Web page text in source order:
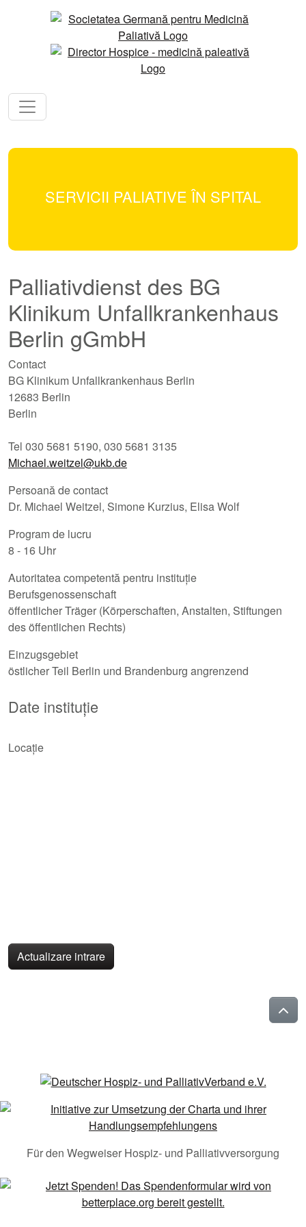
SERVICII PALIATIVE ÎN SPITAL
Palliativdienst des BG
Klinikum Unfallkrankenhaus
Berlin gGmbH
Contact
BG Klinikum Unfallkrankenhaus Berlin
12683 Berlin
Berlin
Tel 030 5681 5190, 030 5681 3135
Michael.weitzel@ukb.de
Persoană de contact
Dr. Michael Weitzel, Simone Kurzius, Elisa Wolf
Program de lucru
8 - 16 Uhr
Autoritatea competentă pentru instituție
Berufsgenossenschaft
öffentlicher Träger (Körperschaften, Anstalten, Stiftungen
des öffentlichen Rechts)
Einzugsgebiet
östlicher Teil Berlin und Brandenburg angrenzend
Date instituție
Locație
Actualizare intrare
Für den Wegweiser Hospiz- und Palliativversorgung